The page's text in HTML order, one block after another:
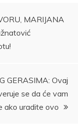
MARIJANA
GERASIMA: Ovaj
se da će vam
ako uradite ovo